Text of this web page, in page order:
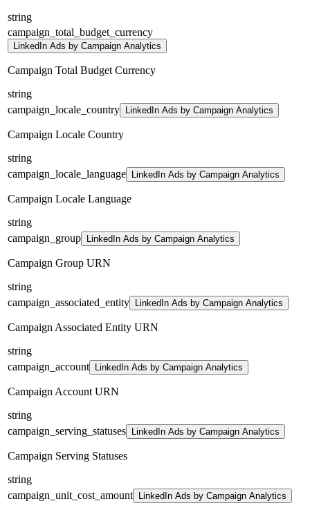
string
campaign_total_budget_currency
LinkedIn Ads by Campaign Analytics
Campaign Total Budget Currency
string
campaign_locale_country
LinkedIn Ads by Campaign Analytics
Campaign Locale Country
string
campaign_locale_language
LinkedIn Ads by Campaign Analytics
Campaign Locale Language
string
campaign_group
LinkedIn Ads by Campaign Analytics
Campaign Group URN
string
campaign_associated_entity
LinkedIn Ads by Campaign Analytics
Campaign Associated Entity URN
string
campaign_account
LinkedIn Ads by Campaign Analytics
Campaign Account URN
string
campaign_serving_statuses
LinkedIn Ads by Campaign Analytics
Campaign Serving Statuses
string
campaign_unit_cost_amount
LinkedIn Ads by Campaign Analytics